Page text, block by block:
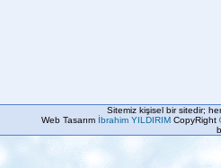
Sitemiz kişisel bir sitedir;
Web Tasarım İbrahim YILDIRIM CopyRight